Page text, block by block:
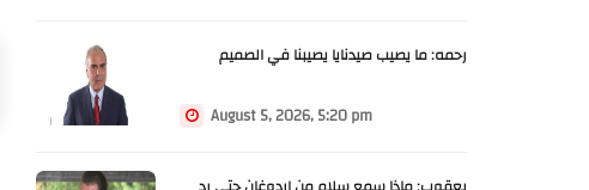
رحمه: ما يصيب صيدنايا يصيبنا في الصميم
August 5, 2026, 5:20 pm